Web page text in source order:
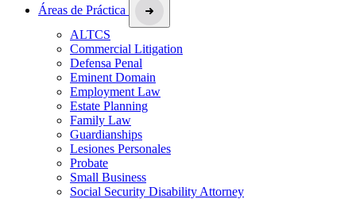
Áreas de Práctica
ALTCS
Commercial Litigation
Defensa Penal
Eminent Domain
Employment Law
Estate Planning
Family Law
Guardianships
Lesiones Personales
Probate
Small Business
Social Security Disability Attorney